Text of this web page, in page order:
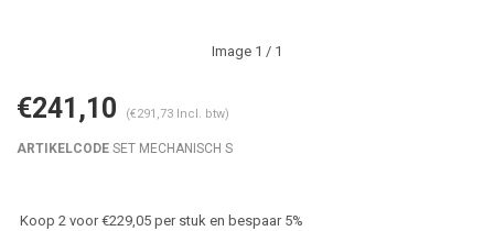
Image 1 / 1
€241,10 (€291,73 Incl. btw)
ARTIKELCODE SET MECHANISCH S
Koop 2 voor €229,05 per stuk en bespaar 5%